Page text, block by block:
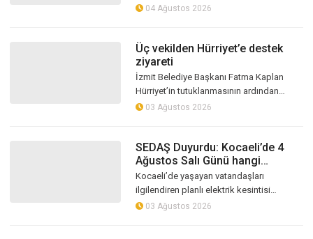
sürüklendikten sonra yan yattı. Kazada
04 Ağustos 2026
Üç vekilden Hürriyet’e destek
ziyareti
İzmit Belediye Başkanı Fatma Kaplan
Hürriyet’in tutuklanmasının ardından
Kocaeli’den dikkat çeken bir ziyaret
03 Ağustos 2026
SEDAŞ Duyurdu: Kocaeli’de 4
Ağustos Salı Günü hangi
ilçelerde elektrik kesintisi
yaşanacak?
Kocaeli’de yaşayan vatandaşları
ilgilendiren planlı elektrik kesintisi
programı SEDAŞ tarafından duyuruldu.
03 Ağustos 2026